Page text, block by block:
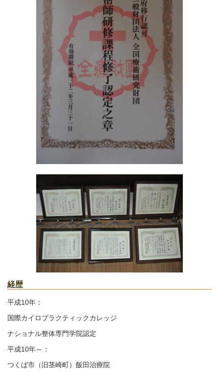
経歴
平成10年：
国際カイロプラクティックカレッジ
ナショナル整体専門学院認定
平成10年～：
つくば市（旧茎崎町）飯田治療院